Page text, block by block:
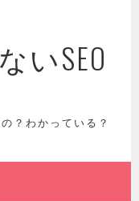
いSEO
？わかっている？